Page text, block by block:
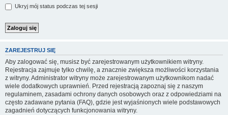
Ukryj mój status podczas tej sesji
ZAREJESTRUJ SIĘ
Aby zalogować się, musisz być zarejestrowanym użytkownikiem witryny.
Rejestracja zajmuje tylko chwilę, a znacznie zwiększa możliwości korzystania
z witryny. Administrator witryny może zarejestrowanym użytkownikom nadać
wiele dodatkowych uprawnień. Przed rejestracją zapoznaj się z naszym
regulaminem, zasadami ochrony danych osobowych oraz z odpowiedziami na
często zadawane pytania (FAQ), gdzie jest wyjaśnionych wiele podstawowych
zagadnień dotyczących funkcjonowania witryny.